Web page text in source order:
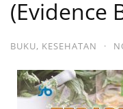
(Evidence
BUKU, KESEHATAN ·